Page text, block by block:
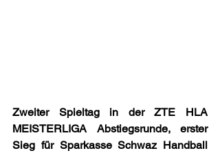
Zweiter Spieltag in der ZTE HLA
MEISTERLIGA Abstiegsrunde, erster
Sieg für Sparkasse Schwaz Handball